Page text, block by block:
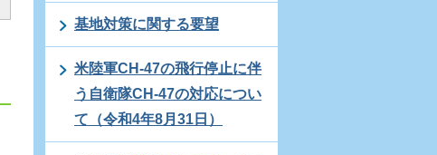
基地対策に関する要望
米陸軍CH-47の飛行停止に伴
う自衛隊CH-47の対応につい
て（令和4年8月31日）